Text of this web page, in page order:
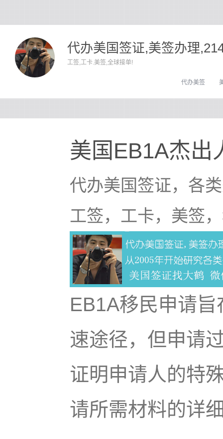
代办美国签证,美签办理
工签,工卡.美签,全球接单!
代办美签
美国EB1A杰出
代办美国签证，各
工签，工卡，美签
EB1A移民申请
速途径，但申请
证明申请人的特
请所需材料的详